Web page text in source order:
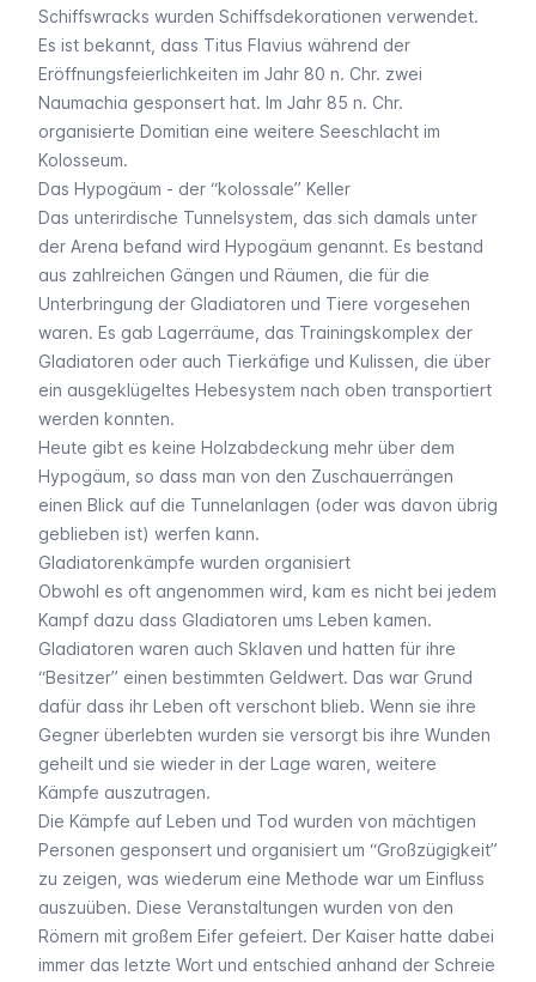
Schiffswracks wurden Schiffsdekorationen verwendet.
Es ist bekannt, dass Titus Flavius während der
Eröffnungsfeierlichkeiten im Jahr 80 n. Chr. zwei
Naumachia gesponsert hat. Im Jahr 85 n. Chr.
organisierte Domitian eine weitere Seeschlacht im
Kolosseum.
Das Hypogäum - der “kolossale” Keller
Das unterirdische Tunnelsystem, das sich damals unter
der Arena befand wird Hypogäum genannt. Es bestand
aus zahlreichen Gängen und Räumen, die für die
Unterbringung der Gladiatoren und Tiere vorgesehen
waren. Es gab Lagerräume, das Trainingskomplex der
Gladiatoren oder auch Tierkäfige und Kulissen, die über
ein ausgeklügeltes Hebesystem nach oben transportiert
werden konnten.
Heute gibt es keine Holzabdeckung mehr über dem
Hypogäum, so dass man von den Zuschauerrängen
einen Blick auf die Tunnelanlagen (oder was davon übrig
geblieben ist) werfen kann.
Gladiatorenkämpfe wurden organisiert
Obwohl es oft angenommen wird, kam es nicht bei jedem
Kampf dazu dass Gladiatoren ums Leben kamen.
Gladiatoren waren auch Sklaven und hatten für ihre
“Besitzer” einen bestimmten Geldwert. Das war Grund
dafür dass ihr Leben oft verschont blieb. Wenn sie ihre
Gegner überlebten wurden sie versorgt bis ihre Wunden
geheilt und sie wieder in der Lage waren, weitere
Kämpfe auszutragen.
Die Kämpfe auf Leben und Tod wurden von mächtigen
Personen gesponsert und organisiert um “Großzügigkeit”
zu zeigen, was wiederum eine Methode war um Einfluss
auszuüben. Diese Veranstaltungen wurden von den
Römern mit großem Eifer gefeiert. Der Kaiser hatte dabei
immer das letzte Wort und entschied anhand der Schreie